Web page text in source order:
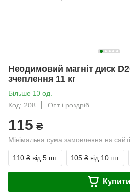
Неодимовий магніт диск
зчеплення 11 кг
Більше 10 од.
Код: 208
Опт і роздріб
115 ₴
Мінімальна сума замовлення на
110 ₴ від 5 шт. 105 ₴ від 10 шт.
Купити